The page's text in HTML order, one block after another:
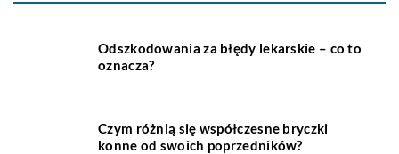
Odszkodowania za błędy lekarskie – co to
oznacza?
Czym różnią się współczesne bryczki
konne od swoich poprzedników?